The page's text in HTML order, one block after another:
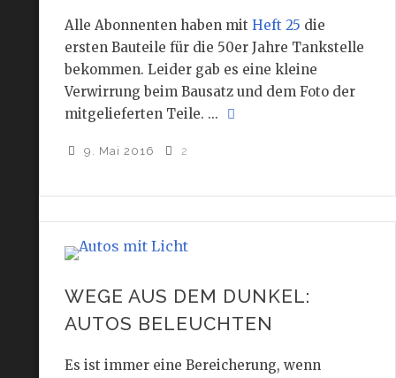
Alle Abonnenten haben mit Heft 25 die
ersten Bauteile für die 50er Jahre Tankstelle
bekommen. Leider gab es eine kleine
Verwirrung beim Bausatz und dem Foto der
mitgelieferten Teile. ...
9. Mai 2016 2
WEGE AUS DEM DUNKEL:
AUTOS BELEUCHTEN
Es ist immer eine Bereicherung, wenn